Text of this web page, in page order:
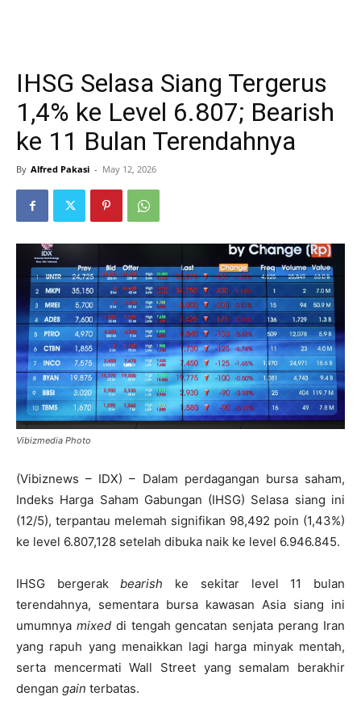
IHSG Selasa Siang Tergerus
1,4% ke Level 6.807; Bearish
ke 11 Bulan Terendahnya
By Alfred Pakasi - May 12, 2026
Vibizmedia Photo
(Vibiznews – IDX) – Dalam perdagangan bursa saham,
Indeks Harga Saham Gabungan (IHSG) Selasa siang ini
(12/5), terpantau melemah signifikan 98,492 poin (1,43%)
ke level 6.807,128 setelah dibuka naik ke level 6.946.845.
IHSG bergerakbearish ke sekitar level 11 bulan
terendahnya, sementara bursa kawasan Asia siang ini
umumnya mixeddi tengah gencatan senjata perang Iran
yang rapuh yang menaikkan lagi harga minyak mentah,
serta mencermati Wall Street yang semalam berakhir
dengan gain terbatas.